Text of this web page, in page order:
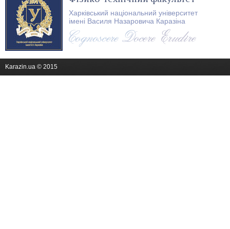
Харківський національний університет
імені Василя Назаровича Каразіна
Karazin.ua © 2015